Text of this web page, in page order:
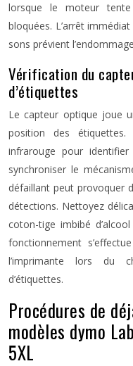
lorsque le moteur
bloquées. L’arrêt
sons prévient
Vérification du
d’étiquettes
Le capteur optique joue
position des
infrarouge pour
synchroniser le
défaillant peut provoquer
détections. Nettoyez
coton-tige imbibé
fonctionnement
l’imprimante lors du
d’étiquettes.
Procédures de
modèles dymo
5XL